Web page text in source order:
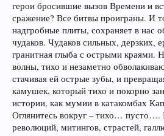
герои бросившие вызов Времени и
сражение? Все битвы проиграны. И
надгробные плиты, сохраняет в нас
чудаков. Чудаков сильных, дерзких,
гранитная глыба с острыми краями.
волны, тихо и незаметно
стачивая ей острые зубы, и
камушек, который тихо и покорно
истории, как мумии в катакомбах
Оглянитесь вокруг – тихо… пусто….
революций, митингов, страстей,